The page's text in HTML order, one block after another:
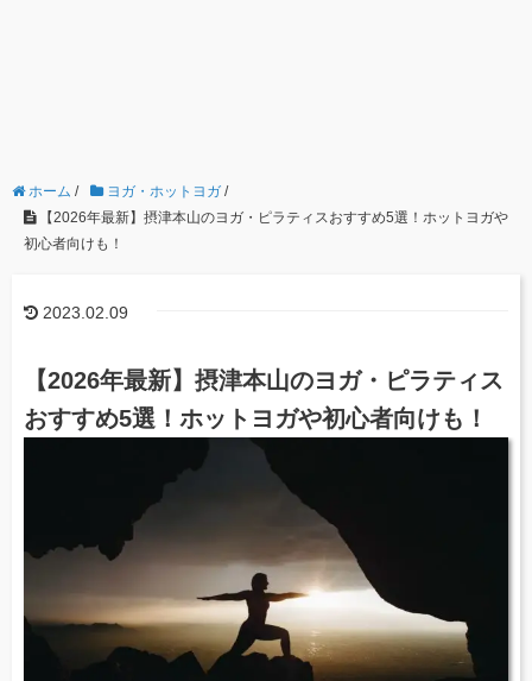
ホーム / ヨガ・ホットヨガ /
【2026年最新】摂津本山のヨガ・ピラティスおすすめ5選！ホットヨガや
初心者向けも！
2023.02.09
【2026年最新】摂津本山のヨガ・ピラティス
おすすめ5選！ホットヨガや初心者向けも！